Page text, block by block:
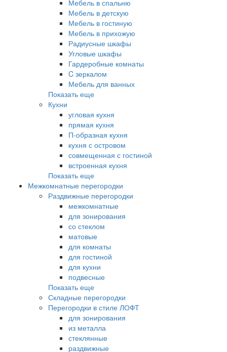
Мебель в спальню
Мебель в детскую
Мебель в гостиную
Мебель в прихожую
Радиусные шкафы
Угловые шкафы
Гардеробные комнаты
C зеркалом
Мебель для ванных
Показать еще
Кухни
угловая кухня
прямая кухня
П-образная кухня
кухня с островом
совмещенная с гостиной
встроенная кухня
Показать еще
Межкомнатные перегородки
Раздвижные перегородки
межкомнатные
для зонирования
со стеклом
матовые
для комнаты
для гостиной
для кухни
подвесные
Показать еще
Складные перегородки
Перегородки в стиле ЛОФТ
для зонирования
из металла
стеклянные
раздвижные